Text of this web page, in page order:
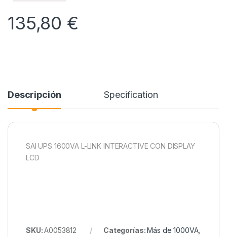
135,80 €
Descripción Specification
SAI UPS 1600VA L-LINK INTERACTIVE CON DISPLAY
LCD
SKU:A0053812 Categorías:Más de 1000VA,